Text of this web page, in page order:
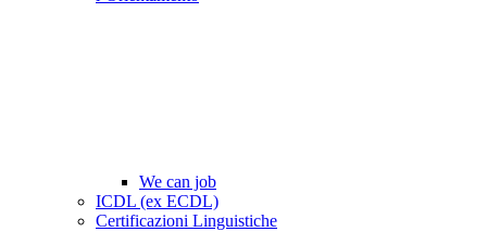
We can job
ICDL (ex ECDL)
Certificazioni Linguistiche